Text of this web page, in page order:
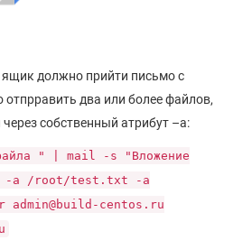
должно прийти письмо с
два или более файлов,
собственный атрибут –a:
" | mail -s "Вложение
" -a /root/test.txt -a
centos.ru